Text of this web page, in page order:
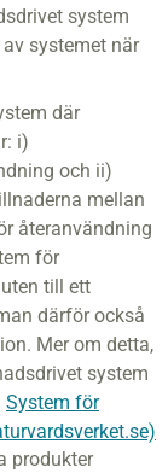
system
systemet när
där
i)
och ii)
mellan
återanvändning
för
till ett
därför också
Mer om detta,
system
System för
produkter